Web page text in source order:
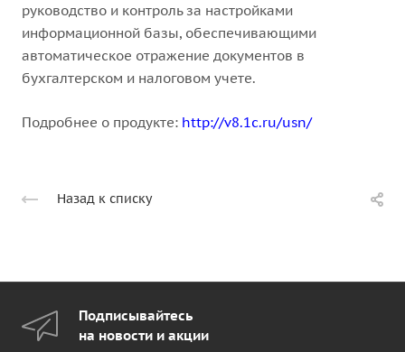
руководство и контроль за настройками
информационной базы, обеспечивающими
автоматическое отражение документов в
бухгалтерском и налоговом учете.
Подробнее о продукте: http://v8.1c.ru/usn/
Назад к списку
Подписывайтесь
на новости и акции